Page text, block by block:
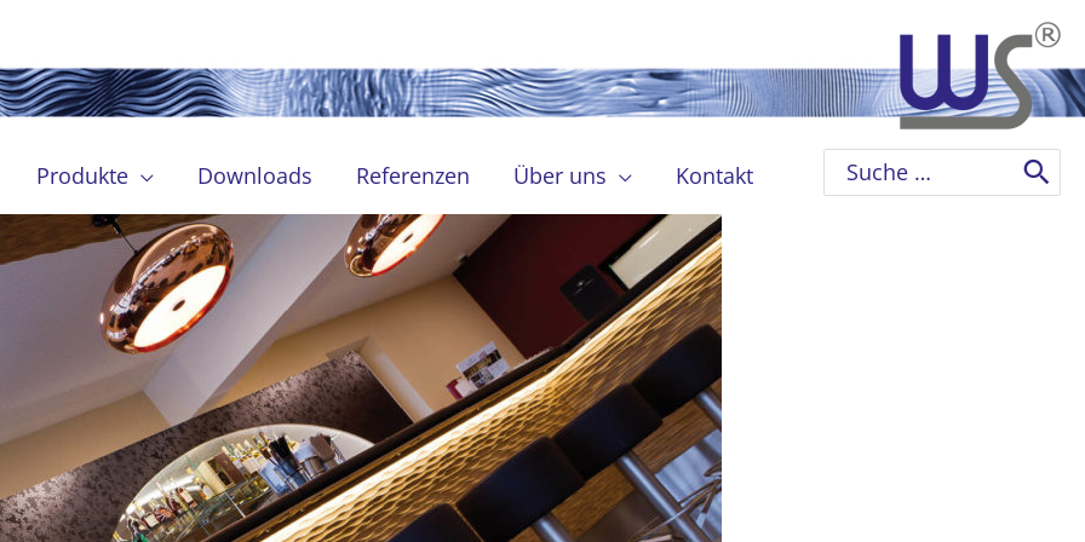
Produkte Downloads Referenzen Über uns Kontakt
Search
for: